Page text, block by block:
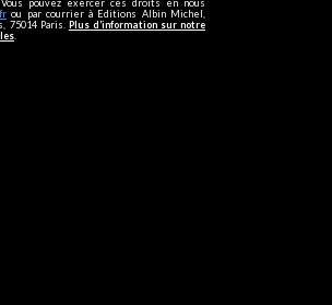
Vous pouvez exercer ces droits en nous
ou par courrier à Editions Albin Michel,
75014 Paris. Plus d’information sur notre